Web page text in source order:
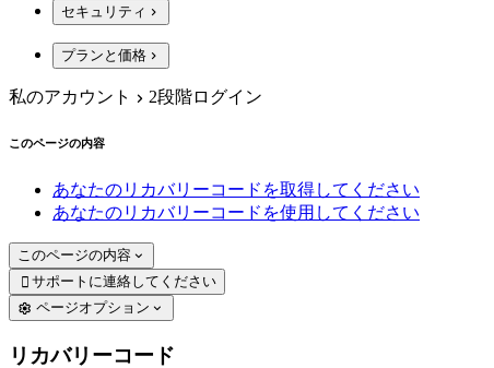
セキュリティ
プランと価格
私のアカウント 2段階ログイン
このページの内容
あなたのリカバリーコードを取得してください
あなたのリカバリーコードを使用してください
このページの内容
 サポートに連絡してください
ページオプション
リカバリーコード